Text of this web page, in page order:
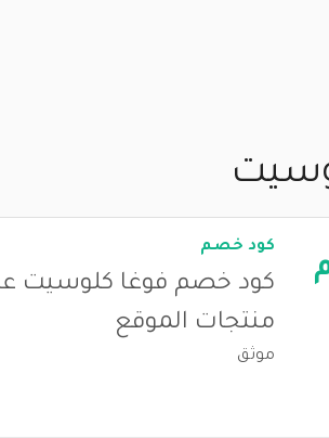
كود خصم
كود خصم فوغا كلوسيت
منتجات الموقع
موثق